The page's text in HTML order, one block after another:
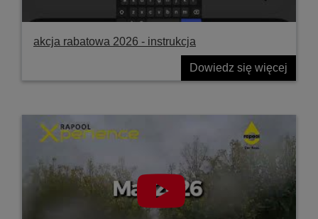
akcja rabatowa 2026 - instrukcja
Dowiedz się więcej